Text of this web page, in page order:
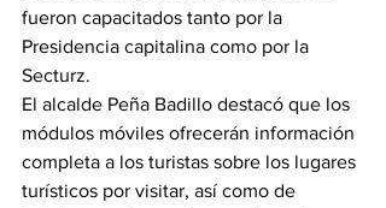
fueron capacitados tanto por la
Presidencia capitalina como por la
Secturz.
El alcalde Peña Badillo destacó que los
módulos móviles ofrecerán información
completa a los turistas sobre los lugares
turísticos por visitar, así como de